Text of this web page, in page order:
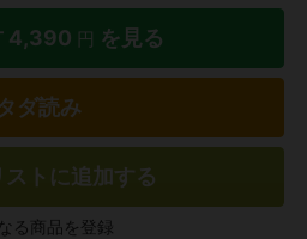
4,390 円 を見る
タダ読み
トに追加する
る商品を登録